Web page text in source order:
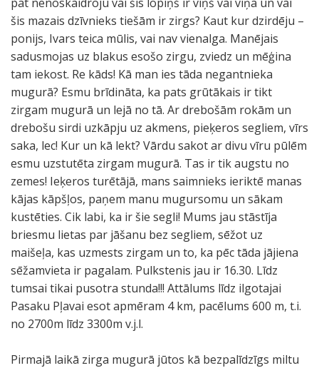
šis mazais dzīvnieks tiešām ir zirgs? Kaut kur dzirdēju –
ponijs, Ivars teica mūlis, vai nav vienalga. Manējais
sadusmojas uz blakus esošo zirgu, zviedz un mēģina
tam iekost. Re kāds! Kā man ies tāda negantnieka
mugurā? Esmu brīdināta, ka pats grūtākais ir tikt
zirgam mugurā un lejā no tā. Ar drebošām rokām un
drebošu sirdi uzkāpju uz akmens, pieķeros segliem, vīrs
saka, lec! Kur un kā lekt? Vārdu sakot ar divu vīru pūlēm
esmu uzstutēta zirgam mugurā. Tas ir tik augstu no
zemes! Ieķeros turētājā, mans saimnieks ieriktē manas
kājas kāpšļos, paņem manu mugursomu un sākam
kustēties. Cik labi, ka ir šie segli! Mums jau stāstīja
briesmu lietas par jāšanu bez segliem, sēžot uz
maišeļa, kas uzmests zirgam un to, ka pēc tāda jājiena
sēžamvieta ir pagalam. Pulkstenis jau ir 16.30. Līdz
tumsai tikai pusotra stunda!!! Attālums līdz ilgotajai
Pasaku Pļavai esot apmēram 4 km, pacēlums 600 m, t.i.
no 2700m līdz 3300m v.j.l.
Pirmajā laikā zirga mugurā jūtos kā bezpalīdzīgs miltu